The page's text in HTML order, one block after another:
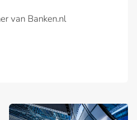
van Banken.nl